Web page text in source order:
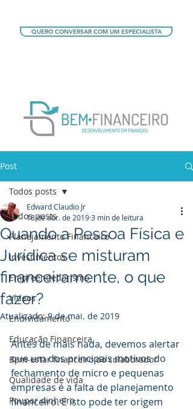
QUERO CONVERSAR COM UM ESPECIALISTA
Post
Todos posts
Planejamento Financeiro
Investimentos
Empreendedorismo
Vídeos
Endividamento
Educação Financeira
Bem-estar financeiro do colaborador
Qualidade de vida
Poupar dinheiro
Todos posts
Quando a Pessoa Física e
Jurídica se misturam
financeiramente, o que
fazer?
Edward Claudio Jr
18 de abr. de 20193 min de leitura
Atualizado:9 de mai. de 2019
Antes de mais nada, devemos alertar
que um dos principais motivos do
fechamento de micro e pequenas
empresas é a falta de planejamento
financeiro. E isto pode ter origem